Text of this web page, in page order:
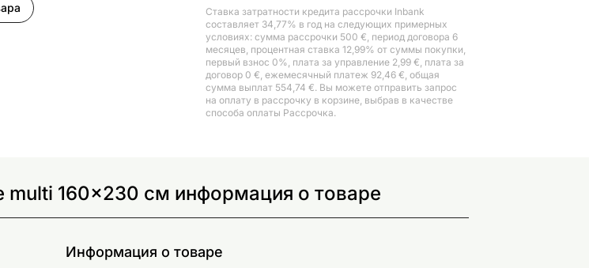
Ставка затратности кредита рассрочки Inbank
составляет 34,77% в год на следующих примерных
условиях: сумма рассрочки 500 €, период договора 6
месяцев, процентная ставка 12,99% от суммы покупки,
первый взнос 0%, плата за управление 2,99 €, плата за
договор 0 €, ежемесячный платеж 92,46 €, общая
сумма выплат 554,74 €. Вы можете отправить запрос
на оплату в рассрочку в корзине, выбрав в качестве
способа оплаты Рассрочка.
multi 160x230 см информация о товаре
Информация о товаре